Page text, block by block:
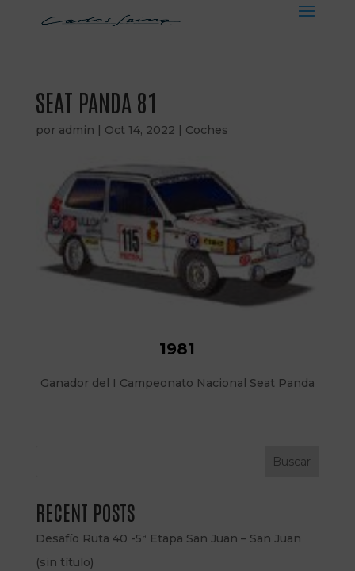
SEAT PANDA 81
por admin | Oct 14, 2022 | Coches
1981
Ganador del I Campeonato Nacional Seat Panda
Buscar
RECENT POSTS
Desafío Ruta 40 -5ª Etapa San Juan – San Juan
(sin título)